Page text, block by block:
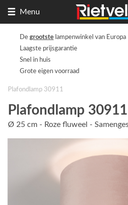
Menu
De grootste lampenwinkel van Europa
Laagste prijsgarantie
Snel in huis
Grote eigen voorraad
Plafondlamp 30911
Plafondlamp 30911
Ø 25 cm - Roze fluweel -